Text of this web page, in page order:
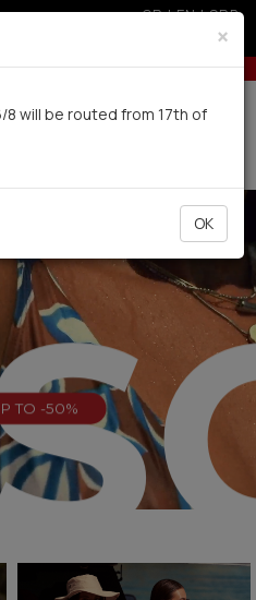
GR|EN|SRB
Up to 3 interest-free installments with credit
days via UPS
TO -50%
×
will be routed from 17th of
OK